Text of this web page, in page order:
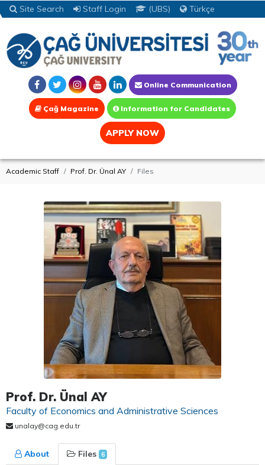
Site Search Staff Login (UBS) Türkçe
Online Communication
Çağ Magazine Information for Candidates
APPLY NOW
Academic Staff Prof. Dr. Ünal AY Files
Prof. Dr. Ünal AY
Faculty of Economics and Administrative Sciences
unalay@cag.edu.tr
About Files 6